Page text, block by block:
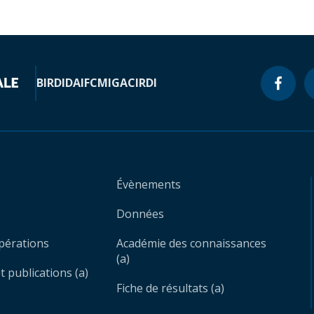
BIRDIDAIFCMIGACIRDI
publications (a)
Évènements
Données
Académie des connaissances
(a)
Fiche de résultats (a)